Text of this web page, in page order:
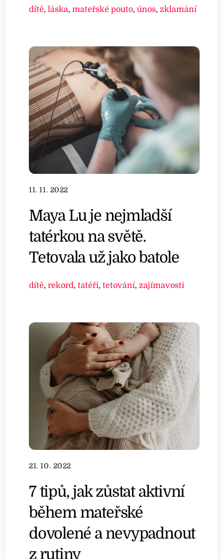
dítě,láska,mateřské pouto,únos,zklamání
11. 11. 2022
Maya Lu je nejmladší
tatérkou na světě.
Tetovala už jako batole
dítě,rekord,tatéři,tetování,zajímavosti
21. 10. 2022
7 tipů, jak zůstat aktivní
během mateřské
dovolené a nevypadnout
z rutiny